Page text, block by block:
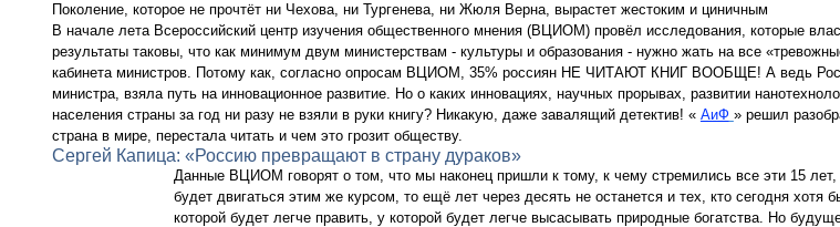
Поколение, которое не прочтёт ни Чехова, ни Тургенева, ни Жюля Верна, вырастет жестоким и циничным
В начале лета Всероссийский центр изучения общественного мнения (ВЦИОМ) провёл исследования, которые
результаты таковы, что как минимум двум министерствам - культуры и образования - нужно жать на все
кабинета министров. Потому как, согласно опросам ВЦИОМ, 35% россиян НЕ ЧИТАЮТ КНИГ ВООБЩЕ! А ведь
министра, взяла путь на инновационное развитие. Но о каких инновациях, научных прорывах, развитии
населения страны за год ни разу не взяли в руки книгу? Никакую, даже завалящий детектив! « АиФ » решил
страна в мире, перестала читать и чем это грозит обществу.
Сергей Капица: «Россию превращают в страну дураков»
Данные ВЦИОМ говорят о том, что мы наконец пришли к тому, к чему стремились все эти 15
будет двигаться этим же курсом, то ещё лет через десять не останется и тех, кто сегодня хотя
которой будет легче править, у которой будет легче высасывать природные богатства. Но